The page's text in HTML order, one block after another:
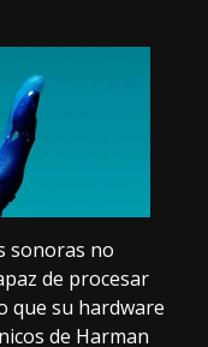
sonoras no
de procesar
que su hardware
de Harman